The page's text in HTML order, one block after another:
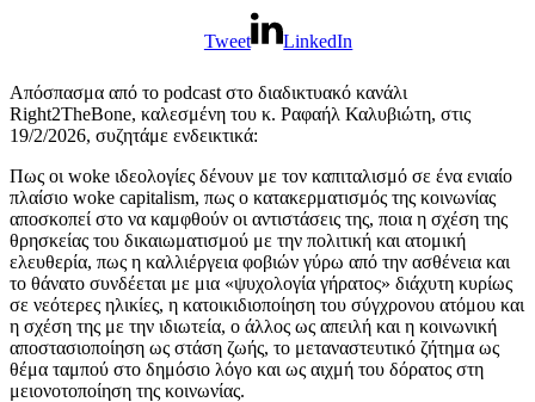
Tweet LinkedIn
Απόσπασμα από το podcast στο διαδικτυακό κανάλι
Right2TheBone, καλεσμένη του κ. Ραφαήλ Καλυβιώτη, στις
19/2/2026, συζητάμε ενδεικτικά:
Πως οι woke ιδεολογίες δένουν με τον καπιταλισμό σε ένα ενιαίο
πλαίσιο woke capitalism, πως ο κατακερματισμός της κοινωνίας
αποσκοπεί στο να καμφθούν οι αντιστάσεις της, ποια η σχέση της
θρησκείας του δικαιωματισμού με την πολιτική και ατομική
ελευθερία, πως η καλλιέργεια φοβιών γύρω από την ασθένεια και
το θάνατο συνδέεται με μια «ψυχολογία γήρατος» διάχυτη κυρίως
σε νεότερες ηλικίες, η κατοικιδιοποίηση του σύγχρονου ατόμου και
η σχέση της με την ιδιωτεία, ο άλλος ως απειλή και η κοινωνική
αποστασιοποίηση ως στάση ζωής, το μεταναστευτικό ζήτημα ως
θέμα ταμπού στο δημόσιο λόγο και ως αιχμή του δόρατος στη
μειονοτοποίηση της κοινωνίας.